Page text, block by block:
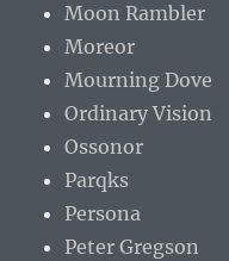
Moon Rambler
Moreor
Mourning Dove
Ordinary Vision
Ossonor
Parqks
Persona
Peter Gregson